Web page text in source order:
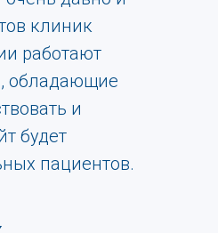
клиник
работают
обладающие
и
будет
пациентов.